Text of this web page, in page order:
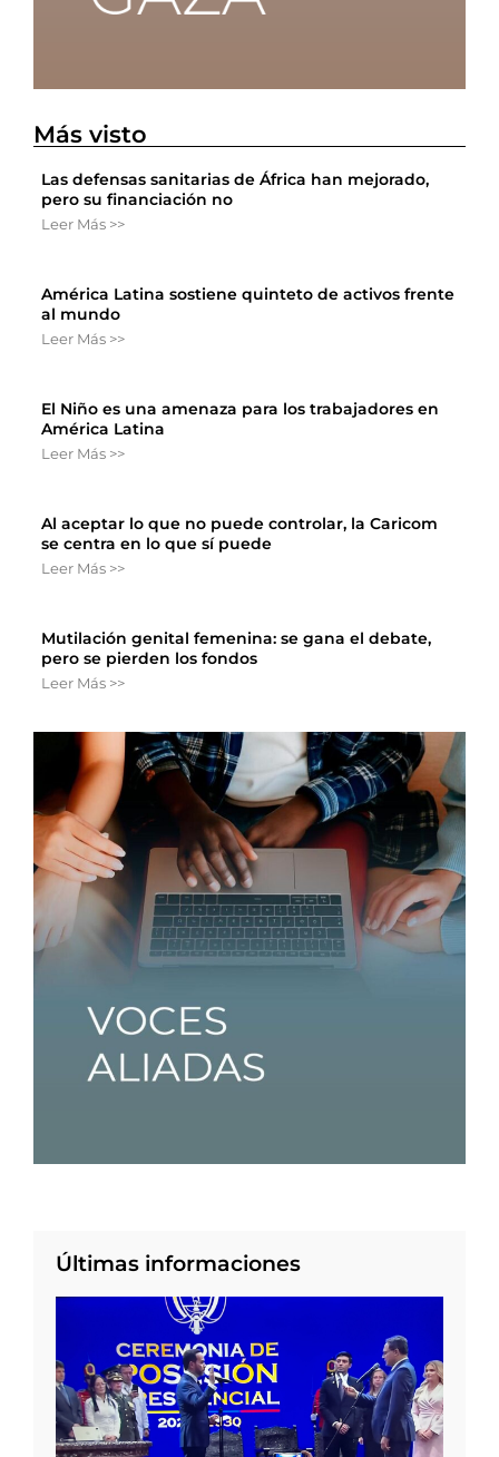
Más visto
Las defensas sanitarias de África han mejorado,
pero su financiación no
Leer Más >>
América Latina sostiene quinteto de activos frente
al mundo
Leer Más >>
El Niño es una amenaza para los trabajadores en
América Latina
Leer Más >>
Al aceptar lo que no puede controlar, la Caricom
se centra en lo que sí puede
Leer Más >>
Mutilación genital femenina: se gana el debate,
pero se pierden los fondos
Leer Más >>
Últimas informaciones